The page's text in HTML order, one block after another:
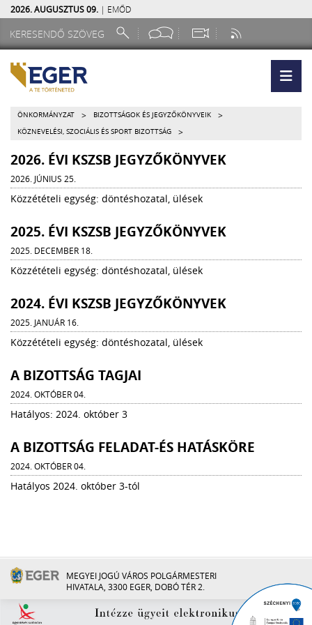
2026. AUGUSZTUS 09. | EMŐD
ÖNKORMÁNYZAT > BIZOTTSÁGOK ÉS JEGYZŐKÖNYVEIK >
KÖZNEVELÉSI, SZOCIÁLIS ÉS SPORT BIZOTTSÁG >
2026. ÉVI KSZSB JEGYZŐKÖNYVEK
2026. JÚNIUS 25.
Közzétételi egység: döntéshozatal, ülések
2025. ÉVI KSZSB JEGYZŐKÖNYVEK
2025. DECEMBER 18.
Közzétételi egység: döntéshozatal, ülések
2024. ÉVI KSZSB JEGYZŐKÖNYVEK
2025. JANUÁR 16.
Közzétételi egység: döntéshozatal, ülések
A BIZOTTSÁG TAGJAI
2024. OKTÓBER 04.
Hatályos: 2024. október 3
A BIZOTTSÁG FELADAT-ÉS HATÁSKÖRE
2024. OKTÓBER 04.
Hatályos 2024. október 3-tól
MEGYEI JOGÚ VÁROS POLGÁRMESTERI
HIVATALA, 3300 EGER, DOBÓ TÉR 2.